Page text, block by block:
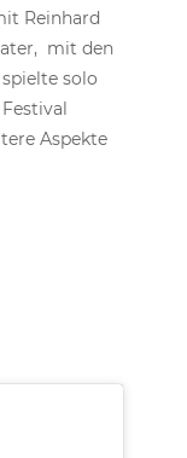
Reinhard
mit den
solo
Aspekte